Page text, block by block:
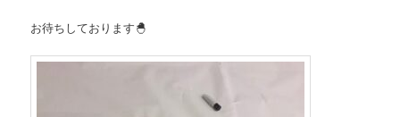
お待ちしております🐣